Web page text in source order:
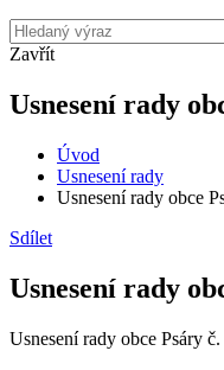
Zavřít
Usnesení rady
Úvod
Usnesení rady
Usnesení rady obce
Sdílet
Usnesení rady
Usnesení rady obce Psáry